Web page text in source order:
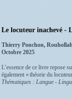
Le locuteur inachevé -
Thierry Ponchon,
Octobre 2025
L’essence de ce livre repose
également « théorie du
Thématiques : Langue -